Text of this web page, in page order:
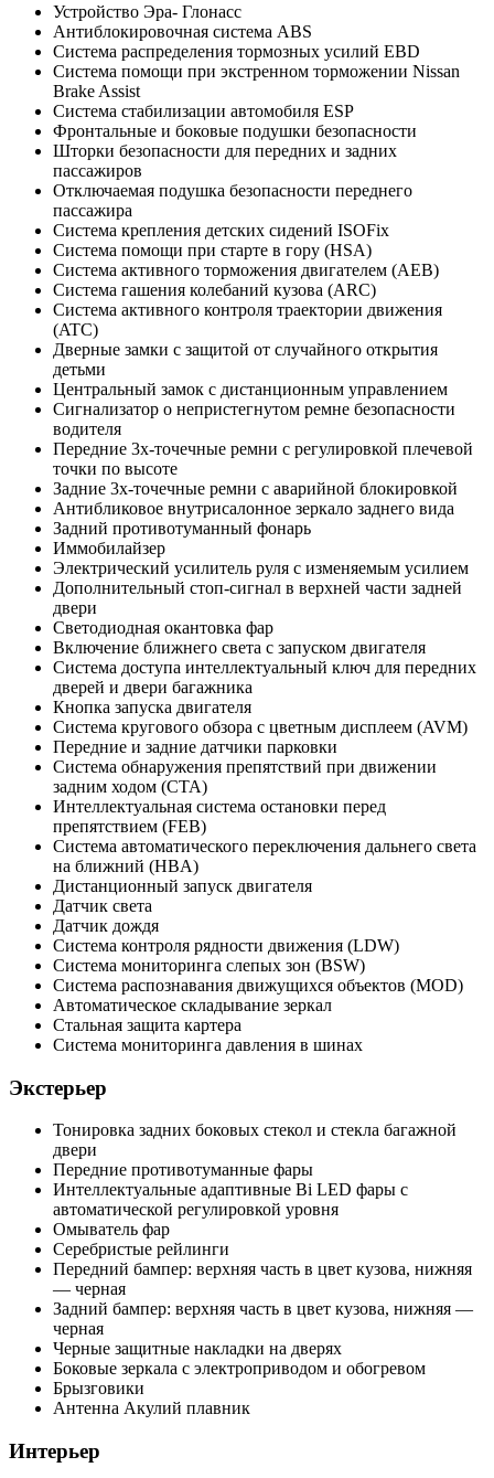
Устройство Эра- Глонасс
Антиблокировочная система ABS
Система распределения тормозных усилий EBD
Система помощи при экстренном торможении Nissan
Brake Assist
Система стабилизации автомобиля ESP
Фронтальные и боковые подушки безопасности
Шторки безопасности для передних и задних
пассажиров
Отключаемая подушка безопасности переднего
пассажира
Система крепления детских сидений ISOFix
Система помощи при старте в гору (HSA)
Система активного торможения двигателем (AEB)
Система гашения колебаний кузова (ARC)
Система активного контроля траектории движения
(ATC)
Дверные замки с защитой от случайного открытия
детьми
Центральный замок с дистанционным управлением
Сигнализатор о непристегнутом ремне безопасности
водителя
Передние 3х-точечные ремни с регулировкой плечевой
точки по высоте
Задние 3х-точечные ремни с аварийной блокировкой
Антибликовое внутрисалонное зеркало заднего вида
Задний противотуманный фонарь
Иммобилайзер
Электрический усилитель руля с изменяемым усилием
Дополнительный стоп-сигнал в верхней части задней
двери
Светодиодная окантовка фар
Включение ближнего света с запуском двигателя
Система доступа интеллектуальный ключ для передних
дверей и двери багажника
Кнопка запуска двигателя
Система кругового обзора с цветным дисплеем (AVM)
Передние и задние датчики парковки
Система обнаружения препятствий при движении
задним ходом (CTA)
Интеллектуальная система остановки перед
препятствием (FEB)
Система автоматического переключения дальнего света
на ближний (HBA)
Дистанционный запуск двигателя
Датчик света
Датчик дождя
Система контроля рядности движения (LDW)
Система мониторинга слепых зон (BSW)
Система распознавания движущихся объектов (MOD)
Автоматическое складывание зеркал
Стальная защита картера
Система мониторинга давления в шинах
Экстерьер
Тонировка задних боковых стекол и стекла багажной
двери
Передние противотуманные фары
Интеллектуальные адаптивные Bi LED фары с
автоматической регулировкой уровня
Омыватель фар
Серебристые рейлинги
Передний бампер: верхняя часть в цвет кузова, нижняя
— черная
Задний бампер: верхняя часть в цвет кузова, нижняя —
черная
Черные защитные накладки на дверях
Боковые зеркала с электроприводом и обогревом
Брызговики
Антенна Акулий плавник
Интерьер